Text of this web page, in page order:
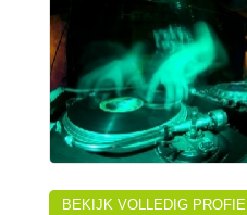
BEKIJK VOLLEDIG PROFIEL